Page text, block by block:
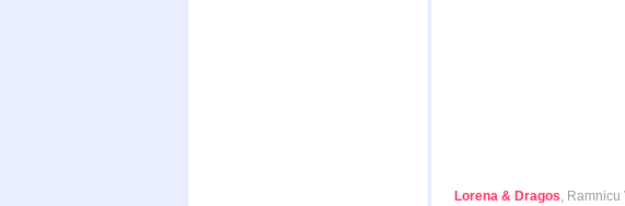
Lorena & Dragos, Ramnicu